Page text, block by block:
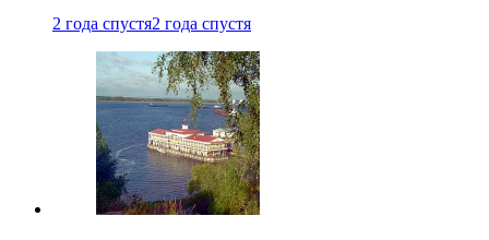
2 года спустя2 года спустя